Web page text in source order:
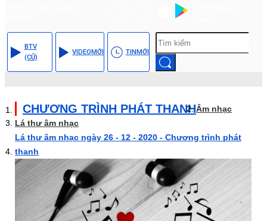
BTV
(CŨ)
VIDEOMỚI TINMỚI
CHƯƠNG TRÌNH PHÁT THANHÂm nhạc
Lá thư âm nhạc
Lá thư âm nhạc ngày 26 - 12 - 2020 - Chương trình phát
thanh